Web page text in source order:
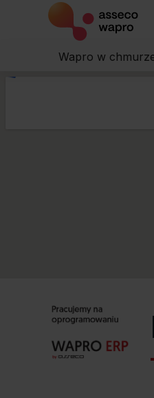
Wapro w